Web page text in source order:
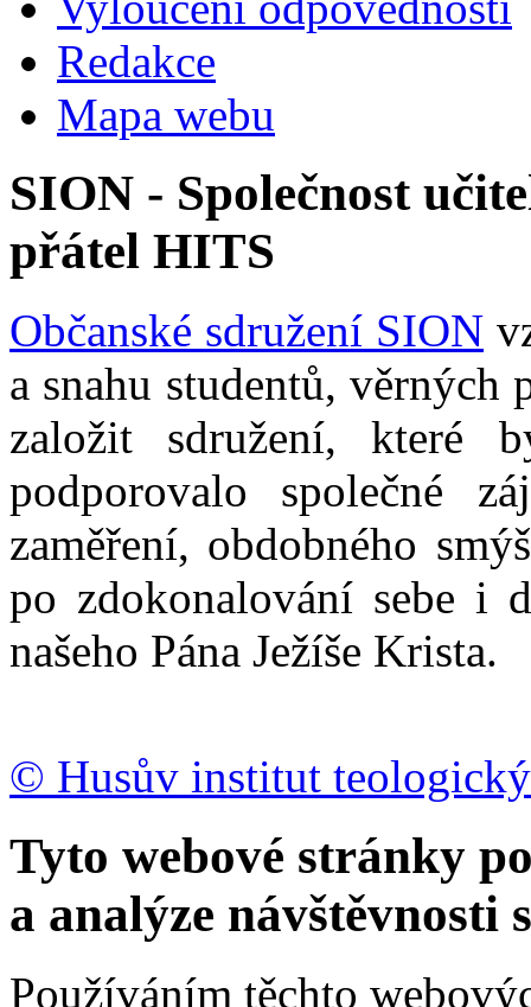
Redakce
Mapa webu
SION - Společnost
přátel HITS
Občanské sdružení SION
a snahu studentů, věrných
založit sdružení, které
podporovalo společné
zaměření, obdobného
po zdokonalování sebe i
našeho Pána Ježíše Krista.
© Husův institut
Tyto webové stránky
a analýze návštěvnosti
Používáním těchto